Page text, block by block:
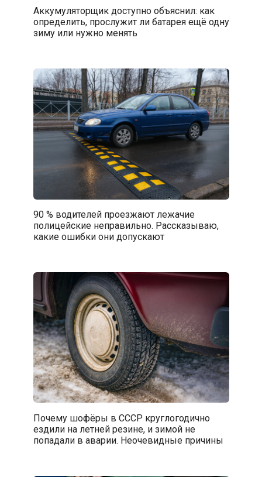
Аккумуляторщик доступно объяснил: как
определить, прослужит ли батарея ещё одну
зиму или нужно менять
90 % водителей проезжают лежачие
полицейские неправильно. Рассказываю,
какие ошибки они допускают
Почему шофёры в СССР круглогодично
ездили на летней резине, и зимой не
попадали в аварии. Неочевидные причины